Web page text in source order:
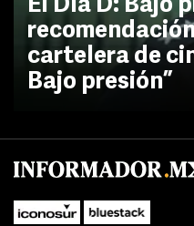
El Día D: Bajo
cartelera de
Bajo presión”